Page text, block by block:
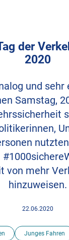
SPRINGEN
der
2020
und sehr
Samstag,
von mehr
hinzuweisen.
22.06.2020
Junges Fahren